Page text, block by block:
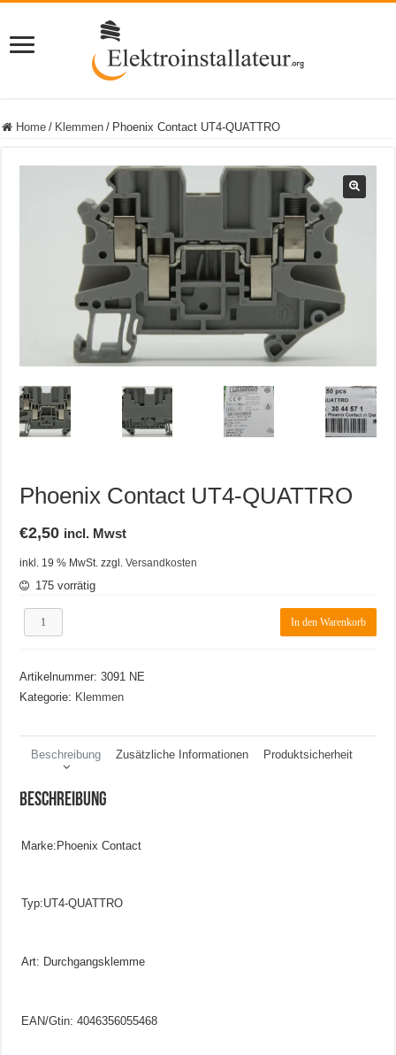
Home / Klemmen / Phoenix Contact UT4-QUATTRO
Phoenix Contact UT4-QUATTRO
€2,50 incl. Mwst
inkl. 19 % MwSt. zzgl.Versandkosten
175 vorrätig
Phoenix
Menge
In den Warenkorb
Artikelnummer:3091 NE
Kategorie: Klemmen
Beschreibung Zusätzliche Informationen Produktsicherheit
Beschreibung
Marke:Phoenix Contact
Typ:UT4-QUATTRO
Art: Durchgangsklemme
EAN/Gtin: 4046356055468